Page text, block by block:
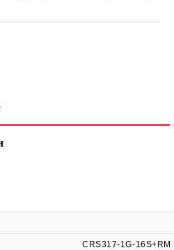
на работния ден.
CRS317-1G-16S+RM